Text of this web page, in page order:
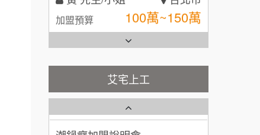
加盟預算 100萬~150萬
林 先生/小姐 屏東縣
加盟預算 100萬 ~ 200萬
吳 先生/小姐 屏東縣
加盟預算 100萬~200萬
艾宅上工
全家加盟說明會
台灣G湯加盟說明會
彭富貴加盟說明會
NU PASTA義大利麵加盟說明
會
潮鍋癮加盟說明會
藍象廷泰式火鍋加盟說明會
日十。早午食加盟說明會